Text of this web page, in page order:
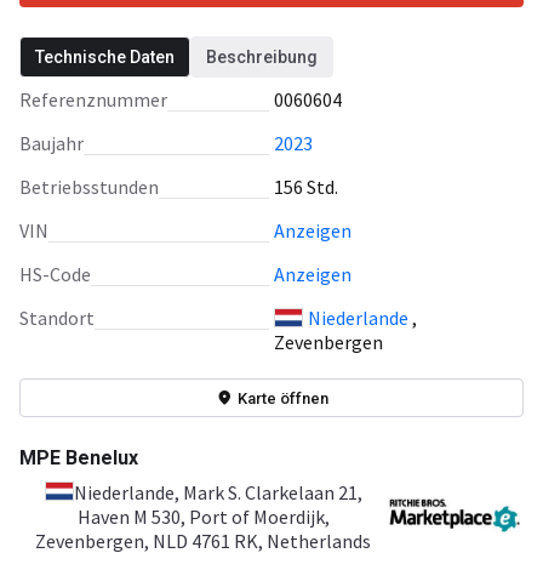
Technische Daten Beschreibung
Referenznummer
0060604
Baujahr
2023
Betriebsstunden
156 Std.
VIN
Anzeigen
HS-Code
Anzeigen
Standort
Niederlande ,
Zevenbergen
Karte öffnen
MPE Benelux
Niederlande, Mark S. Clarkelaan 21,
Haven M 530, Port of Moerdijk,
Zevenbergen, NLD 4761 RK, Netherlands